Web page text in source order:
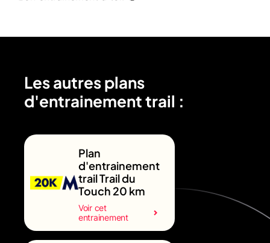
Les autres plans
d'entrainement trail :
Plan
d'entrainement
trail Trail du
Touch 20 km
Voir cet
entrainement